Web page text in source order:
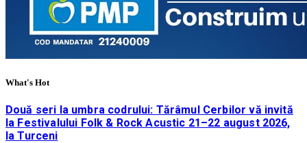
What's Hot
Două seri la umbra codrului: Tărâmul Cerbilor vă invită
la Festivalului Folk & Rock Acustic 21–22 august 2026,
la Turceni